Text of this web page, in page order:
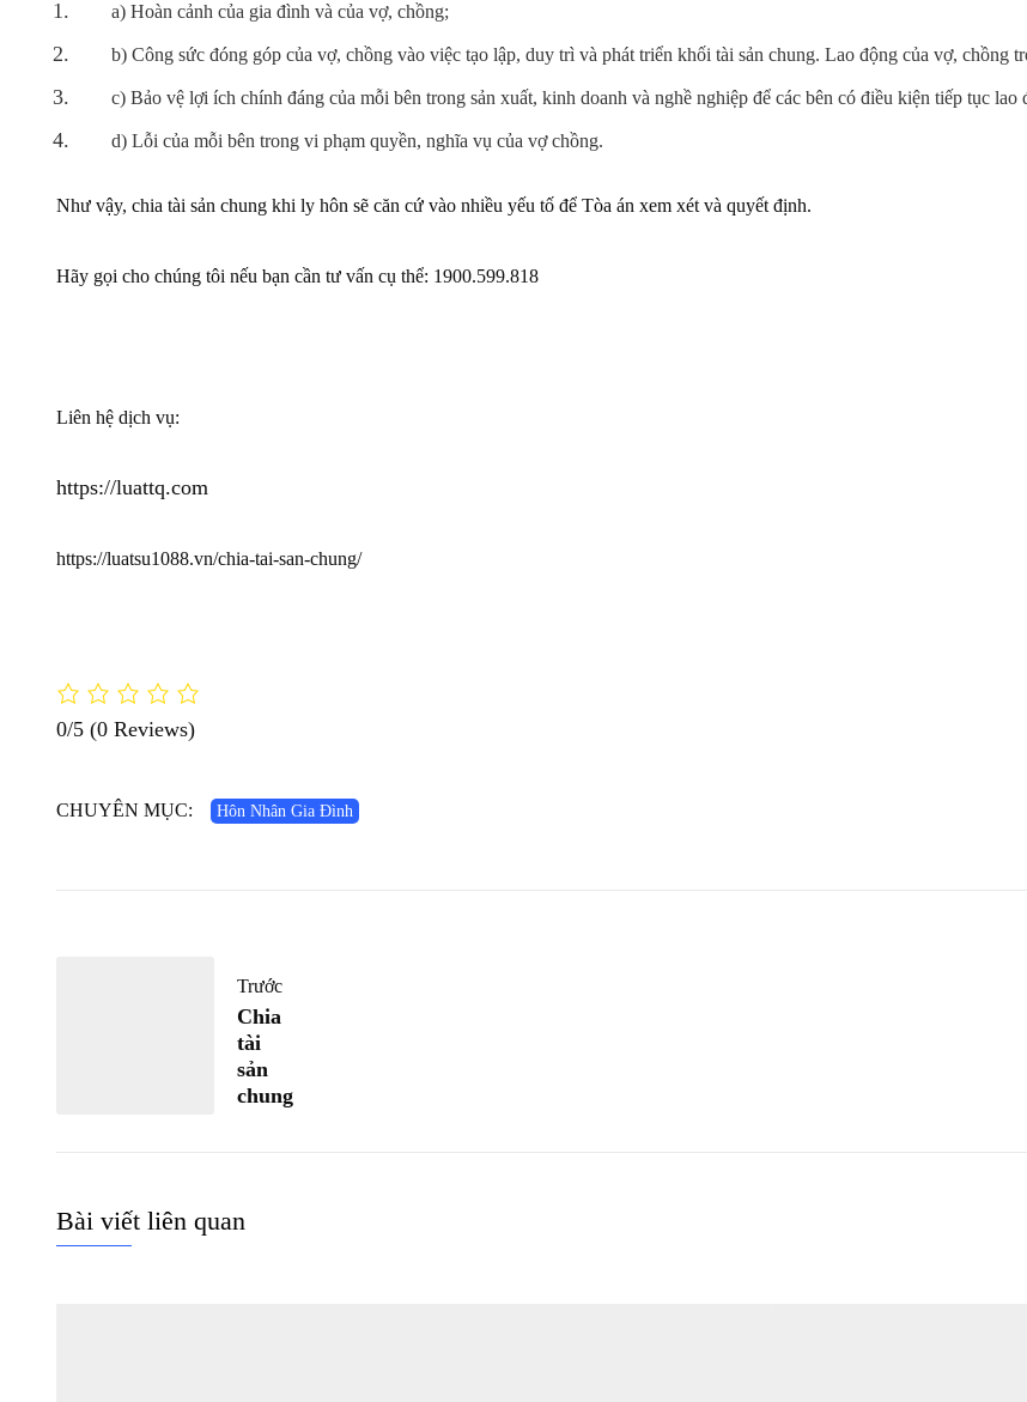
a) Hoàn cảnh của gia đình và của vợ, chồng;
b) Công sức đóng góp của vợ, chồng vào việc tạo lập, duy trì và phát triển khối tài sản chung. Lao động của vợ, chồng
c) Bảo vệ lợi ích chính đáng của mỗi bên trong sản xuất, kinh doanh và nghề nghiệp để các bên có điều kiện tiếp tục lao
d) Lỗi của mỗi bên trong vi phạm quyền, nghĩa vụ của vợ chồng.
Như vậy, chia tài sản chung khi ly hôn sẽ căn cứ vào nhiều yếu tố để Tòa án xem xét và quyết định.
Hãy gọi cho chúng tôi nếu bạn cần tư vấn cụ thể: 1900.599.818
Liên hệ dịch vụ:
https://luattq.com
https://luatsu1088.vn/chia-tai-san-chung/
0/5 (0 Reviews)
CHUYÊN MỤC: Hôn Nhân Gia Đình
Trước
Chia
tài
sản
chung
Bài viết liên quan